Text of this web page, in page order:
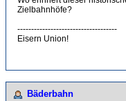
Zielbahnhöfe?
------------------------------------
Eisern Union!
Bäderbahn